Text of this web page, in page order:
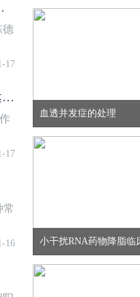
疗效评估的价值研究
德
17
乳腺癌原发灶和腋窝转移淋巴结中雌激素受体、孕激素受体、人表皮生长因子受体2及Ki-67表达情况的比较
17
常
16
血透并发症的处理
小干扰RNA药物降脂临